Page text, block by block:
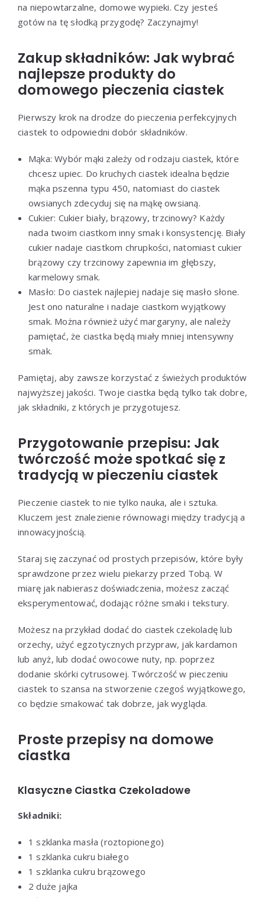
na niepowtarzalne, domowe wypieki. Czy jesteś
gotów na tę słodką przygodę? Zaczynajmy!
Zakup składników: Jak wybrać
najlepsze produkty do
domowego pieczenia ciastek
Pierwszy krok na drodze do pieczenia perfekcyjnych
ciastek to odpowiedni dobór składników.
Mąka: Wybór mąki zależy od rodzaju ciastek, które
chcesz upiec. Do kruchych ciastek idealna będzie
mąka pszenna typu 450, natomiast do ciastek
owsianych zdecyduj się na mąkę owsianą.
Cukier: Cukier biały, brązowy, trzcinowy? Każdy
nada twoim ciastkom inny smak i konsystencję. Biały
cukier nadaje ciastkom chrupkości, natomiast cukier
brązowy czy trzcinowy zapewnia im głębszy,
karmelowy smak.
Masło: Do ciastek najlepiej nadaje się masło słone.
Jest ono naturalne i nadaje ciastkom wyjątkowy
smak. Można również użyć margaryny, ale należy
pamiętać, że ciastka będą miały mniej intensywny
smak.
Pamiętaj, aby zawsze korzystać z świeżych produktów
najwyższej jakości. Twoje ciastka będą tylko tak dobre,
jak składniki, z których je przygotujesz.
Przygotowanie przepisu: Jak
twórczość może spotkać się z
tradycją w pieczeniu ciastek
Pieczenie ciastek to nie tylko nauka, ale i sztuka.
Kluczem jest znalezienie równowagi między tradycją a
innowacyjnością.
Staraj się zaczynać od prostych przepisów, które były
sprawdzone przez wielu piekarzy przed Tobą. W
miarę jak nabierasz doświadczenia, możesz zacząć
eksperymentować, dodając różne smaki i tekstury.
Możesz na przykład dodać do ciastek czekoladę lub
orzechy, użyć egzotycznych przypraw, jak kardamon
lub anyż, lub dodać owocowe nuty, np. poprzez
dodanie skórki cytrusowej. Twórczość w pieczeniu
ciastek to szansa na stworzenie czegoś wyjątkowego,
co będzie smakować tak dobrze, jak wygląda.
Proste przepisy na domowe
ciastka
Klasyczne Ciastka Czekoladowe
Składniki:
1 szklanka masła (roztopionego)
1 szklanka cukru białego
1 szklanka cukru brązowego
2 duże jajka